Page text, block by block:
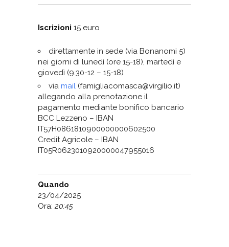
Iscrizioni 15 euro
direttamente in sede (via Bonanomi 5)
nei giorni di lunedì (ore 15-18), martedì e
giovedì (9.30-12 – 15-18)
via mail (famigliacomasca@virgilio.it)
allegando alla prenotazione il
pagamento mediante bonifico bancario
BCC Lezzeno – IBAN
IT57H0861810900000000602500
Credit Agricole – IBAN
IT05R0623010920000047955016
Quando
23/04/2025
Ora:20:45